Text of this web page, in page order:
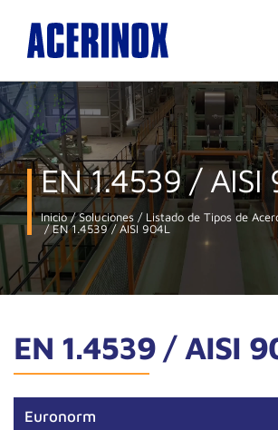
EN 1.4539 / AISI
Inicio Soluciones Listado de Tipos de
EN 1.4539 / AISI 904L
EN 1.4539 / AISI
Euronorm